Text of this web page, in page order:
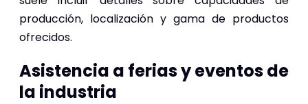
producción, localización y gama de productos
ofrecidos.
Asistencia a ferias y eventos de
la industria